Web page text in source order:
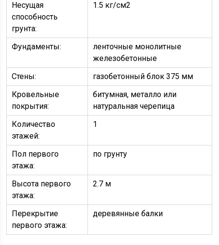
Несущая
способность
грунта:
1.5 кг/см2
Фундаменты:
ленточные монолитные
железобетонные
Стены:
газобетонный блок 375 мм
Кровельные
покрытия:
битумная, металло или
натуральная черепица
Количество
этажей:
1
Пол первого
этажа:
по грунту
Высота первого
этажа:
2.7 м
Перекрытие
первого этажа:
деревянные балки